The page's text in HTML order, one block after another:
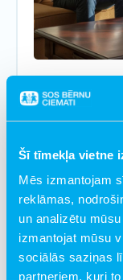
Šī tīmekļa vietne
Mēs izmantojam
reklāmas,
un analizētu
izmantojat mūsu
sociālās saziņas
partneriem, kuri
19. marts,
Latvijā
kuriem ir